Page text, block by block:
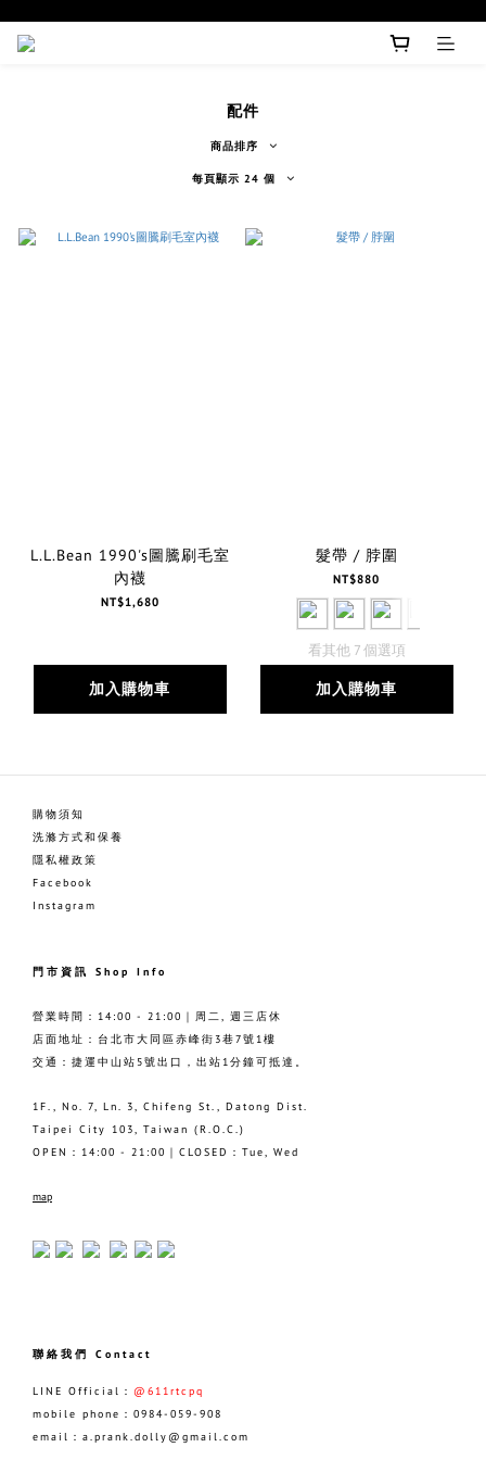
配件
商品排序
每頁顯示 24 個
L.L.Bean 1990's圖騰刷毛室
內襪
NT$1,680
加入購物車
髮帶 / 脖圍
NT$880
看其他 7 個選項
加入購物車
購物須知
洗滌方式和保養
隱私權政策
Facebook
Instagram
門市資訊 Shop Info
營業時間：14:00 - 21:00｜周二, 週三店休
店面地址：台北市大同區赤峰街3巷7號1樓
交通：捷運中山站5號出口，出站1分鐘可抵達。
1F., No. 7, Ln. 3, Chifeng St., Datong Dist.
Taipei City 103, Taiwan (R.O.C.)
OPEN：14:00 - 21:00｜CLOSED：Tue, Wed
map
聯絡我們 Contact
LINE Official： @611rtcpq
mobile phone：0984-059-908
email：a.prank.dolly@gmail.com